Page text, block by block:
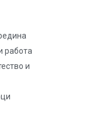
работа
и